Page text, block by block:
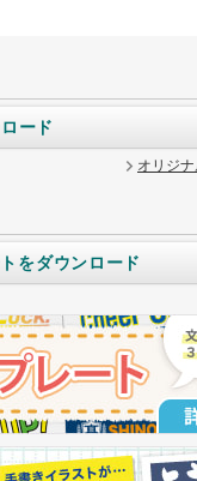
ード
オリジ
をダウンロード